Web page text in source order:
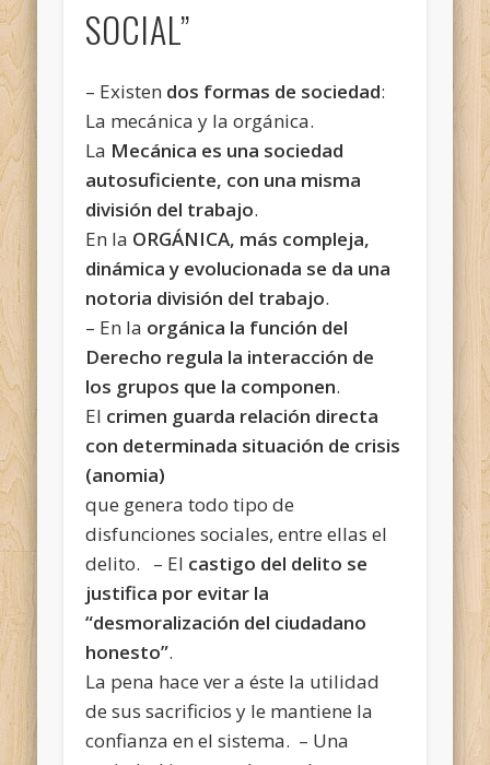
SOCIAL”
– Existen dos formas de sociedad:
La mecánica y la orgánica.
La Mecánica es una sociedad
autosuficiente, con una misma
división del trabajo.
En la ORGÁNICA, más compleja,
dinámica y evolucionada se da una
notoria división del trabajo.
– En la orgánica la función del
Derecho regula la interacción de
los grupos que la componen.
El crimen guarda relación directa
con determinada situación de crisis
(anomia)
que genera todo tipo de
disfunciones sociales, entre ellas el
delito. – El castigo del delito se
justifica por evitar la
“desmoralización del ciudadano
honesto”.
La pena hace ver a éste la utilidad
de sus sacrificios y le mantiene la
confianza en el sistema. – Una